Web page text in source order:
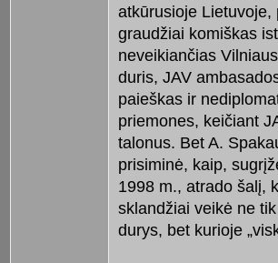
atkūrusioje Lietuvoje,
graudžiai komiškas
neveikiančias
duris, JAV
paieškas ir
priemones, keičiant
talonus. Bet A.
prisiminė, kaip,
1998 m., atrado šalį,
sklandžiai veikė ne
durys, bet kurioje